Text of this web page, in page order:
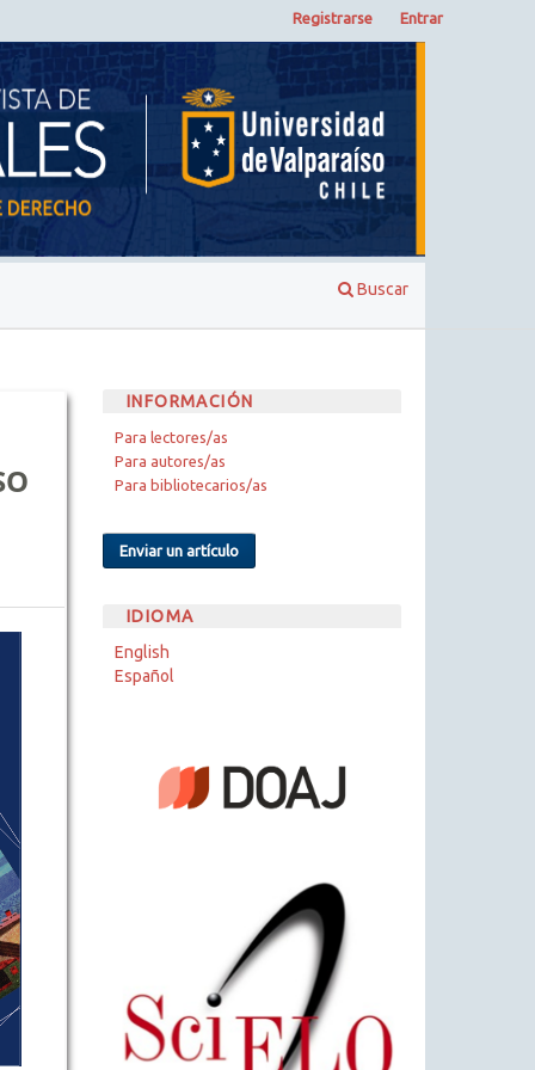
Buscar
Registrarse Entrar
INFORMACIÓN
Para lectores/as
Para autores/as
Para bibliotecarios/as
Enviar un artículo
IDIOMA
English
Español